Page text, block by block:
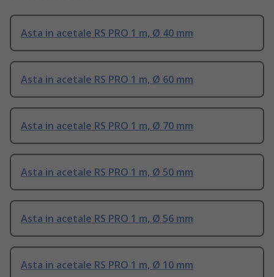
Asta in acetale RS PRO 1 m, Ø 40 mm
Asta in acetale RS PRO 1 m, Ø 60 mm
Asta in acetale RS PRO 1 m, Ø 70 mm
Asta in acetale RS PRO 1 m, Ø 50 mm
Asta in acetale RS PRO 1 m, Ø 56 mm
Asta in acetale RS PRO 1 m, Ø 10 mm